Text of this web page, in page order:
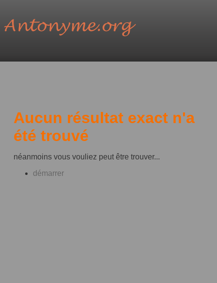
Aucun résultat exact n'a
été trouvé
néanmoins vous vouliez peut être trouver...
démarrer